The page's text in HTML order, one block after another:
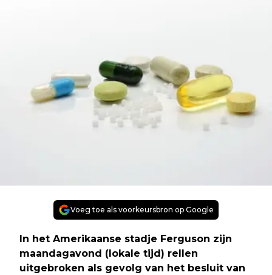
Voeg toe als voorkeursbron op Google
In het Amerikaanse stadje Ferguson zijn
maandagavond (lokale tijd) rellen
uitgebroken als gevolg van het besluit van